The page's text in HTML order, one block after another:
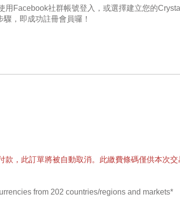
Facebook社群帳號登入，或選擇建立您的
，即成功註冊會員囉！
款，此訂單將被自動取消。此繳費條碼僅供本次交
from 202 countries/regions and markets*